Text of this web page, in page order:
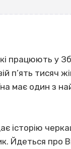
працюють у
п’ять тисяч
має один з
історію
Йдеться про